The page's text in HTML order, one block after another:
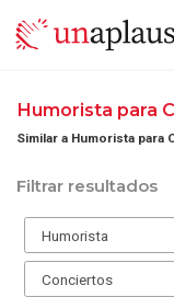
Humorista para
Similar a Humorista para
Filtrar resultados